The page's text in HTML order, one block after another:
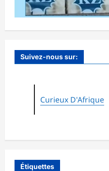
Suivez-nous sur:
Curieux D'Afrique
Étiquettes